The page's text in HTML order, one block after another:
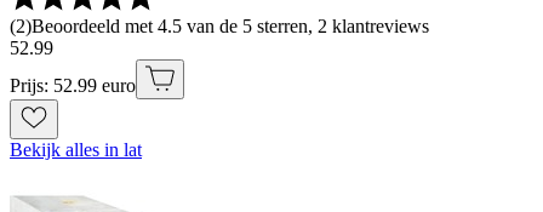
(2)Beoordeeld met 4.5 van de 5 sterren, 2 klantreviews
52.99
Prijs: 52.99 euro
Bekijk alles in lat